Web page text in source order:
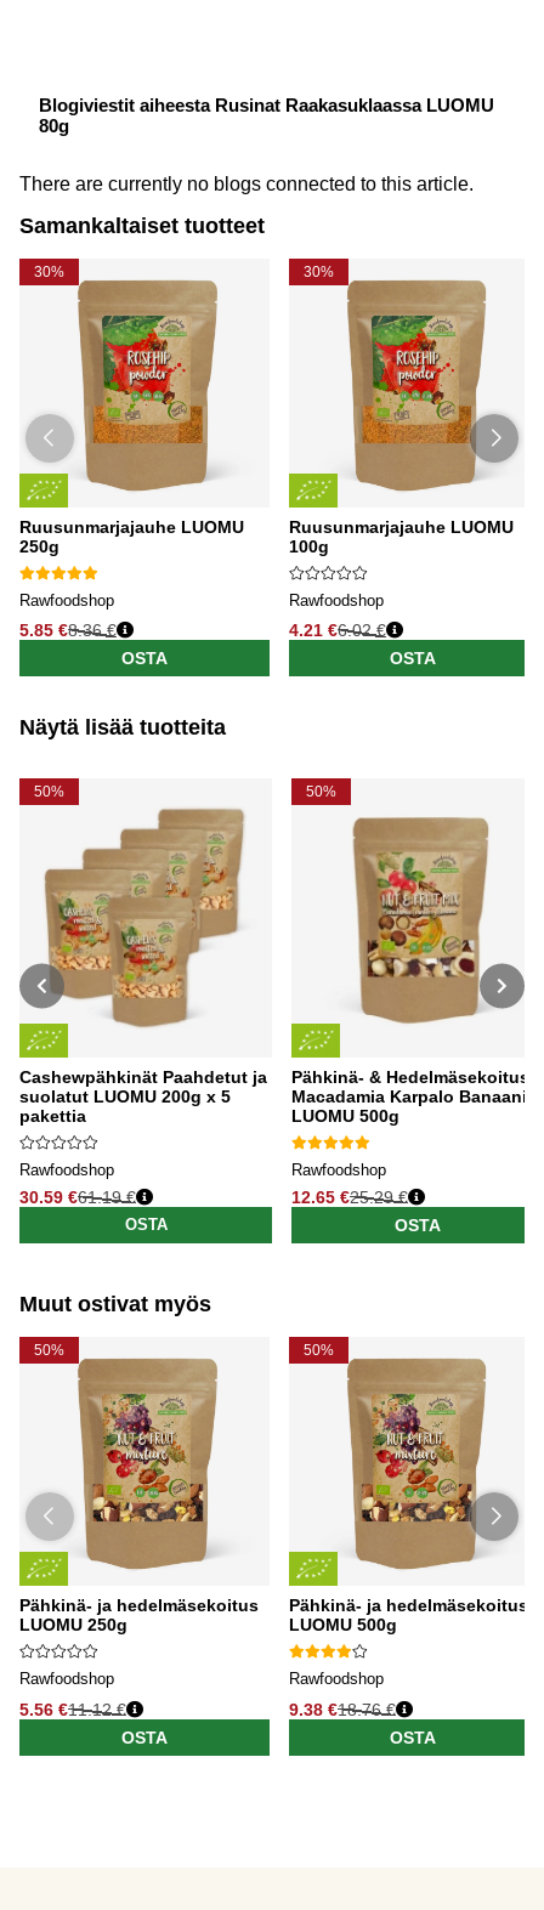
Blogiviestit aiheesta Rusinat Raakasuklaassa LUOMU
80g
There are currently no blogs connected to this article.
Samankaltaiset tuotteet
30%
Ruusunmarjajauhe LUOMU
250g
Rawfoodshop
5.85 €8.36 €
OSTA
30%
Ruusunmarjajauhe LUOMU
100g
Rawfoodshop
4.21 €6.02 €
OSTA
Näytä lisää tuotteita
50%
Cashewpähkinät Paahdetut ja
suolatut LUOMU 200g x 5
pakettia
Rawfoodshop
30.59 €
Normaali hinta
61.19 €
OSTA
50%
Pähkinä- & Hedelmäsekoitus
Macadamia Karpalo Banaani
LUOMU 500g
Rawfoodshop
12.65 €
Normaali hinta
25.29 €
OSTA
Muut ostivat myös
50%
Pähkinä- ja hedelmäsekoitus
LUOMU 250g
Rawfoodshop
5.56 €11.12 €
OSTA
50%
Pähkinä- ja hedelmäsekoitus
LUOMU 500g
Rawfoodshop
9.38 €18.76 €
OSTA